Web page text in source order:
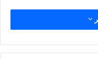
الوصل امارات همگروه است. سپاهان نیز در گروه C با تیم‌های آخال